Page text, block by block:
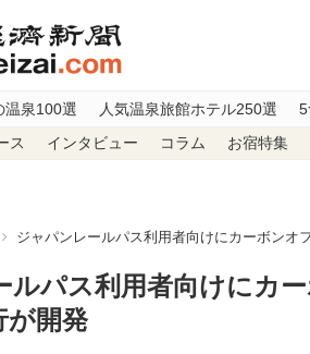
温泉100選 人気温泉旅館ホテル250選 5
ス インタビュー コラム お宿特集
ジャパンレールパス利用者向けにカーボン
ルパス利用者向けにカ
開発